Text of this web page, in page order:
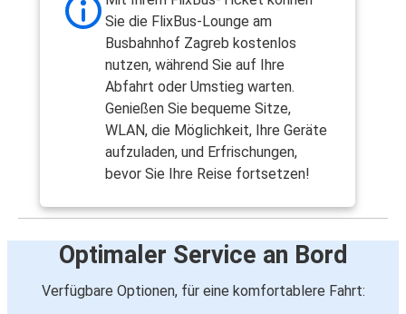
Sie die FlixBus-Lounge am
Busbahnhof Zagreb kostenlos
nutzen, während Sie auf Ihre
Abfahrt oder Umstieg warten.
Genießen Sie bequeme Sitze,
WLAN, die Möglichkeit, Ihre Geräte
aufzuladen, und Erfrischungen,
bevor Sie Ihre Reise fortsetzen!
Optimaler Service an Bord
Verfügbare Optionen, für eine komfortablere Fahrt: